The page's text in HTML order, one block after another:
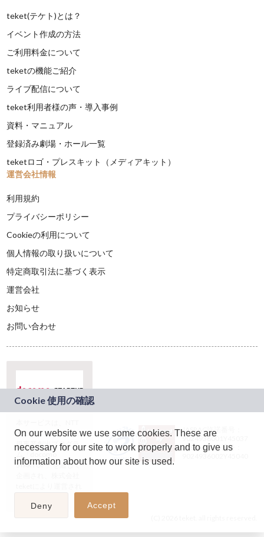
teket(テケト)とは？
イベント作成の方法
ご利用料金について
teketの機能ご紹介
ライブ配信について
teket利用者様の声・導入事例
資料・マニュアル
登録済み劇場・ホール一覧
teketロゴ・プレスキット（メディアキット）
運営会社情報
利用規約
プライバシーポリシー
Cookieの利用について
個人情報の取り扱いについて
特定商取引法に基づく表示
運営会社
お知らせ
お問い合わせ
ドコモグループの新
規事業創出プログラ
ム「docomo
STARTUP」を通じて
JASRAC許諾番号：
9024936001Y45037
JASRAC許諾番号：
On our website we use some cookies. These are
necessary for our site to work properly and to give us
information about how our site is used.
Deny Accept